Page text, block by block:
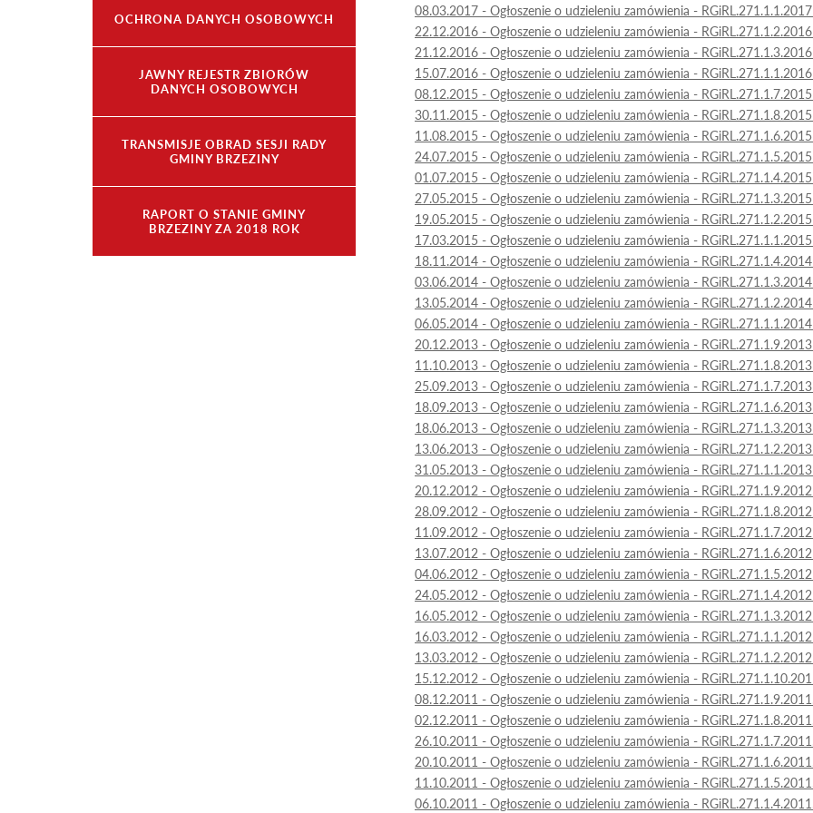
08.03.2017 - Ogłoszenie o udzieleniu zamówienia -
22.12.2016 - Ogłoszenie o udzieleniu zamówienia -
21.12.2016 - Ogłoszenie o udzieleniu zamówienia -
15.07.2016 - Ogłoszenie o udzieleniu zamówienia -
08.12.2015 - Ogłoszenie o udzieleniu zamówienia -
30.11.2015 - Ogłoszenie o udzieleniu zamówienia -
11.08.2015 - Ogłoszenie o udzieleniu zamówienia -
24.07.2015 - Ogłoszenie o udzieleniu zamówienia -
01.07.2015 - Ogłoszenie o udzieleniu zamówienia -
27.05.2015 - Ogłoszenie o udzieleniu zamówienia -
19.05.2015 - Ogłoszenie o udzieleniu zamówienia -
17.03.2015 - Ogłoszenie o udzieleniu zamówienia -
18.11.2014 - Ogłoszenie o udzieleniu zamówienia -
03.06.2014 - Ogłoszenie o udzieleniu zamówienia -
13.05.2014 - Ogłoszenie o udzieleniu zamówienia -
06.05.2014 - Ogłoszenie o udzieleniu zamówienia -
20.12.2013 - Ogłoszenie o udzieleniu zamówienia -
11.10.2013 - Ogłoszenie o udzieleniu zamówienia -
25.09.2013 - Ogłoszenie o udzieleniu zamówienia -
18.09.2013 - Ogłoszenie o udzieleniu zamówienia -
18.06.2013 - Ogłoszenie o udzieleniu zamówienia -
13.06.2013 - Ogłoszenie o udzieleniu zamówienia -
31.05.2013 - Ogłoszenie o udzieleniu zamówienia -
20.12.2012 - Ogłoszenie o udzieleniu zamówienia -
28.09.2012 - Ogłoszenie o udzieleniu zamówienia -
11.09.2012 - Ogłoszenie o udzieleniu zamówienia -
13.07.2012 - Ogłoszenie o udzieleniu zamówienia -
04.06.2012 - Ogłoszenie o udzieleniu zamówienia -
24.05.2012 - Ogłoszenie o udzieleniu zamówienia -
16.05.2012 - Ogłoszenie o udzieleniu zamówienia -
16.03.2012 - Ogłoszenie o udzieleniu zamówienia -
13.03.2012 - Ogłoszenie o udzieleniu zamówienia -
15.12.2012 - Ogłoszenie o udzieleniu zamówienia -
08.12.2011 - Ogłoszenie o udzieleniu zamówienia -
02.12.2011 - Ogłoszenie o udzieleniu zamówienia -
26.10.2011 - Ogłoszenie o udzieleniu zamówienia -
20.10.2011 - Ogłoszenie o udzieleniu zamówienia -
11.10.2011 - Ogłoszenie o udzieleniu zamówienia -
06.10.2011 - Ogłoszenie o udzieleniu zamówienia -
OCHRONA DANYCH OSOBOWYCH
JAWNY REJESTR ZBIORÓW
DANYCH OSOBOWYCH
TRANSMISJE OBRAD SESJI RADY
GMINY BRZEZINY
RAPORT O STANIE GMINY
BRZEZINY ZA 2018 ROK